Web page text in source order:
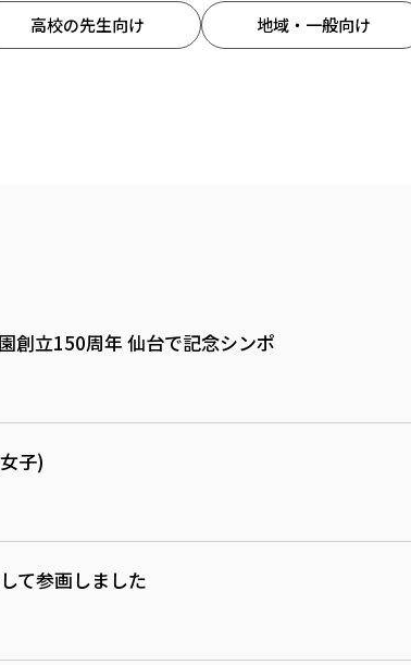
高校の先生向け 地域・一般向け
創立150周年 仙台で記念シンポ
子)
て参画しました